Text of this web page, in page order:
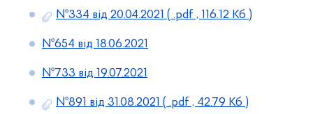
№334 від 20.04.2021 ( .pdf , 116.12 Кб )
№654 від 18.06.2021
№733 від 19.07.2021
№891 від 31.08.2021 ( .pdf , 42.79 Кб )